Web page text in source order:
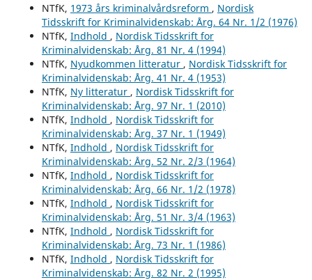
NTfK, 1973 års kriminalvårdsreform , Nordisk
Tidsskrift for Kriminalvidenskab: Årg. 64 Nr. 1/2 (1976)
NTfK, Indhold , Nordisk Tidsskrift for
Kriminalvidenskab: Årg. 81 Nr. 4 (1994)
NTfK, Nyudkommen litteratur , Nordisk Tidsskrift for
Kriminalvidenskab: Årg. 41 Nr. 4 (1953)
NTfK, Ny litteratur , Nordisk Tidsskrift for
Kriminalvidenskab: Årg. 97 Nr. 1 (2010)
NTfK, Indhold , Nordisk Tidsskrift for
Kriminalvidenskab: Årg. 37 Nr. 1 (1949)
NTfK, Indhold , Nordisk Tidsskrift for
Kriminalvidenskab: Årg. 52 Nr. 2/3 (1964)
NTfK, Indhold , Nordisk Tidsskrift for
Kriminalvidenskab: Årg. 66 Nr. 1/2 (1978)
NTfK, Indhold , Nordisk Tidsskrift for
Kriminalvidenskab: Årg. 51 Nr. 3/4 (1963)
NTfK, Indhold , Nordisk Tidsskrift for
Kriminalvidenskab: Årg. 73 Nr. 1 (1986)
NTfK, Indhold , Nordisk Tidsskrift for
Kriminalvidenskab: Årg. 82 Nr. 2 (1995)